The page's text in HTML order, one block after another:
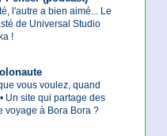
l'autre a bien aimé... Le
de Universal Studio
!
vous voulez, quand
Un site qui partage des
voyage à Bora Bora ?